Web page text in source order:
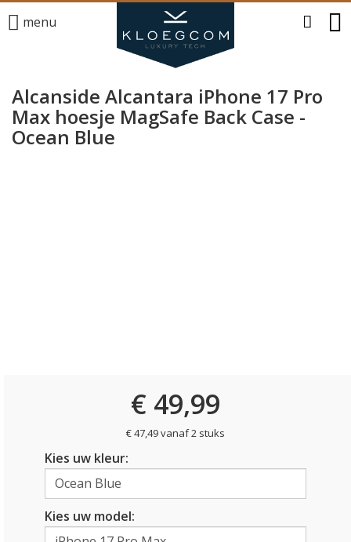
menu
Alcanside Alcantara iPhone 17 Pro
Max hoesje MagSafe Back Case -
Ocean Blue
€ 49,99
€ 47,49 vanaf 2 stuks
Kies uw kleur:
Kies uw model: